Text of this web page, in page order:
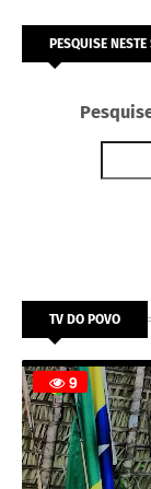
PESQUISE NESTE
TV DO POVO